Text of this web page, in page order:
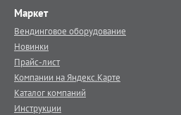
Маркет
Вендинговое оборудование
Новинки
Прайс-лист
Компании на Яндекс.Карте
Каталог компаний
Инструкции